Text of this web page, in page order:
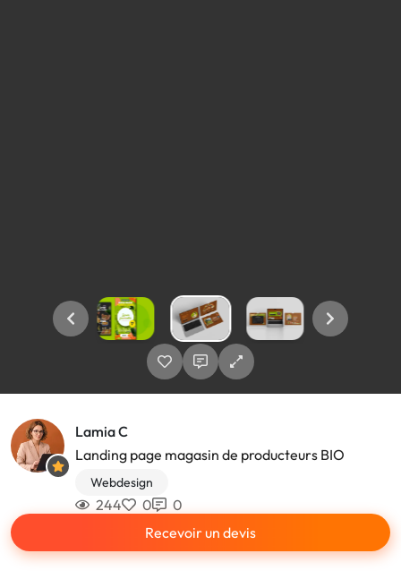
Lamia C
Landing page magasin de producteurs BIO
Webdesign
244 0
0
Recevoir un devis